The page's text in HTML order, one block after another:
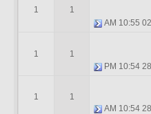
10:55 AM
1
1
10:54 PM
1
1
10:54 AM
1
1